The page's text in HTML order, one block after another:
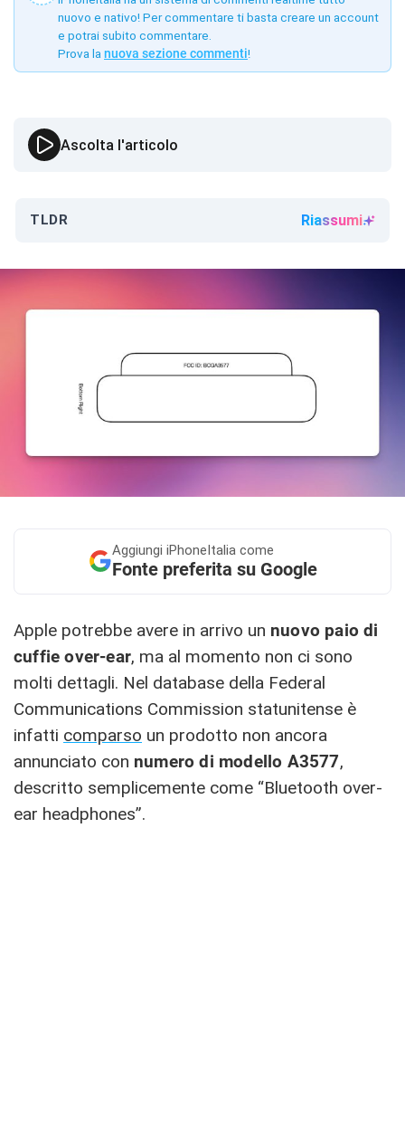
nuovo e nativo! Per commentare ti basta creare un account
e potrai subito commentare.
Prova la nuova sezione commenti!
Ascolta l'articolo
TLDR Riassumi
Aggiungi iPhoneItalia come
Fonte preferita su Google
Apple potrebbe avere in arrivo un nuovo paio di
cuffie over-ear, ma al momento non ci sono
molti dettagli. Nel database della Federal
Communications Commission statunitense è
infatti comparso un prodotto non ancora
annunciato con numero di modello A3577,
descritto semplicemente come “Bluetooth over-
ear headphones”.